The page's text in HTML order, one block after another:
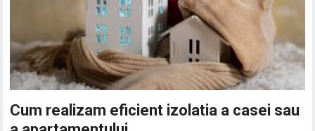
Cum realizam eficient izolatia a casei sau